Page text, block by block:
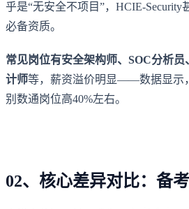
乎是“无安全不项目”，HCIE-
必备资质。
常见岗位有安全架构师、SOC分析
计师等，薪资溢价明显——数据显示
别数通岗位高40%左右。
02、核心差异对比：备